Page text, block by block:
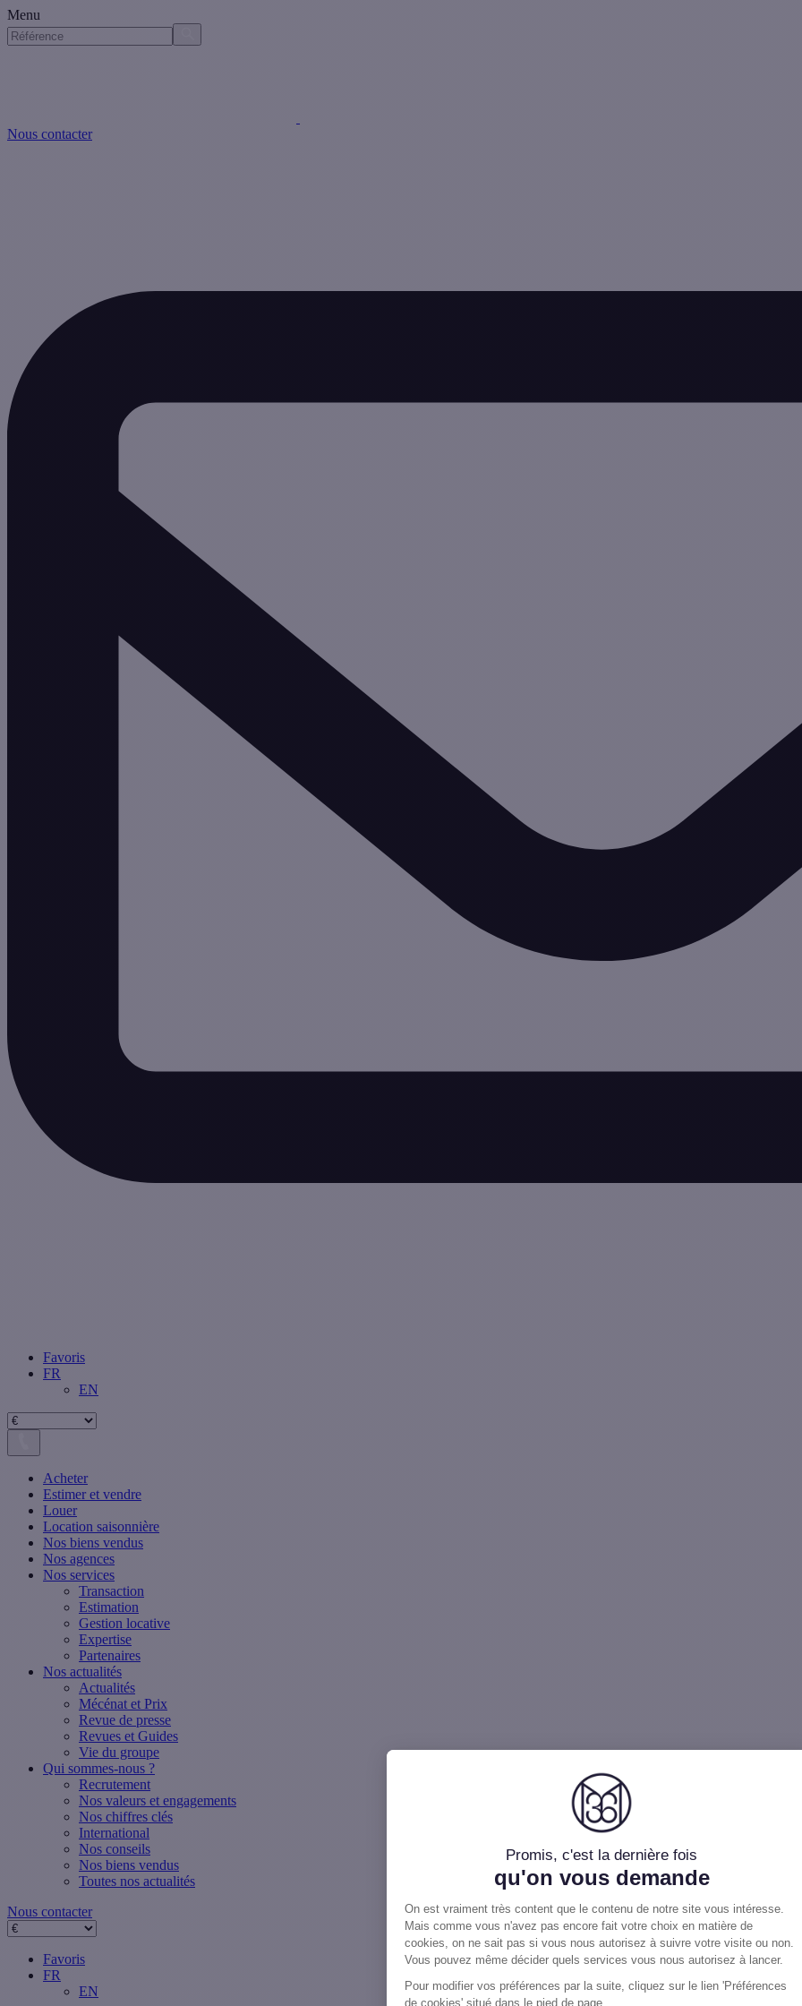
Menu
Nous contacter
Favoris
FR
EN
Acheter
Estimer et vendre
Louer
Location saisonnière
Nos biens vendus
Nos agences
Nos services
Transaction
Estimation
Gestion locative
Expertise
Partenaires
Nos actualités
Actualités
Mécénat et Prix
Revue de presse
Revues et Guides
Vie du groupe
Qui sommes-nous ?
Recrutement
Nos valeurs et engagements
Nos chiffres clés
International
Nos conseils
Nos biens vendus
Toutes nos actualités
Nous contacter
Favoris
FR
EN